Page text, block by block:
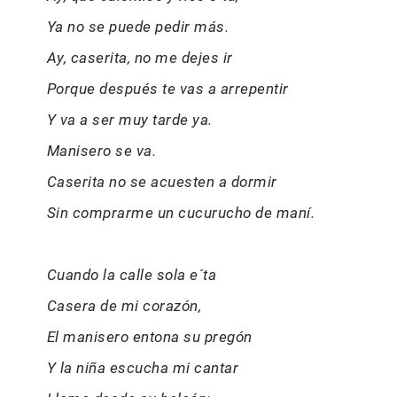
Ya no se puede pedir más.
Ay, caserita, no me dejes ir
Porque después te vas a arrepentir
Y va a ser muy tarde ya.
Manisero se va.
Caserita no se acuesten a dormir
Sin comprarme un cucurucho de maní.
Cuando la calle sola e´ta
Casera de mi corazón,
El manisero entona su pregón
Y la niña escucha mi cantar